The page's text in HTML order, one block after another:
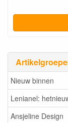
Nieuw binnen
Lenianel:
Ansjeline Design